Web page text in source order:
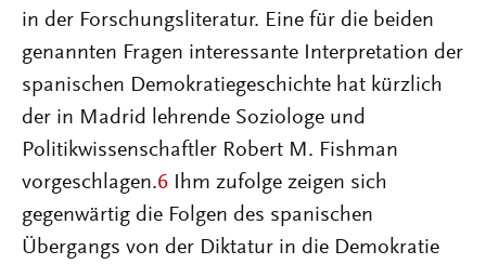
in der Forschungsliteratur. Eine für die beiden
genannten Fragen interessante Interpretation der
spanischen Demokratiegeschichte hat kürzlich
der in Madrid lehrende Soziologe und
Politikwissenschaftler Robert M. Fishman
vorgeschlagen.6 Ihm zufolge zeigen sich
gegenwärtig die Folgen des spanischen
Übergangs von der Diktatur in die Demokratie